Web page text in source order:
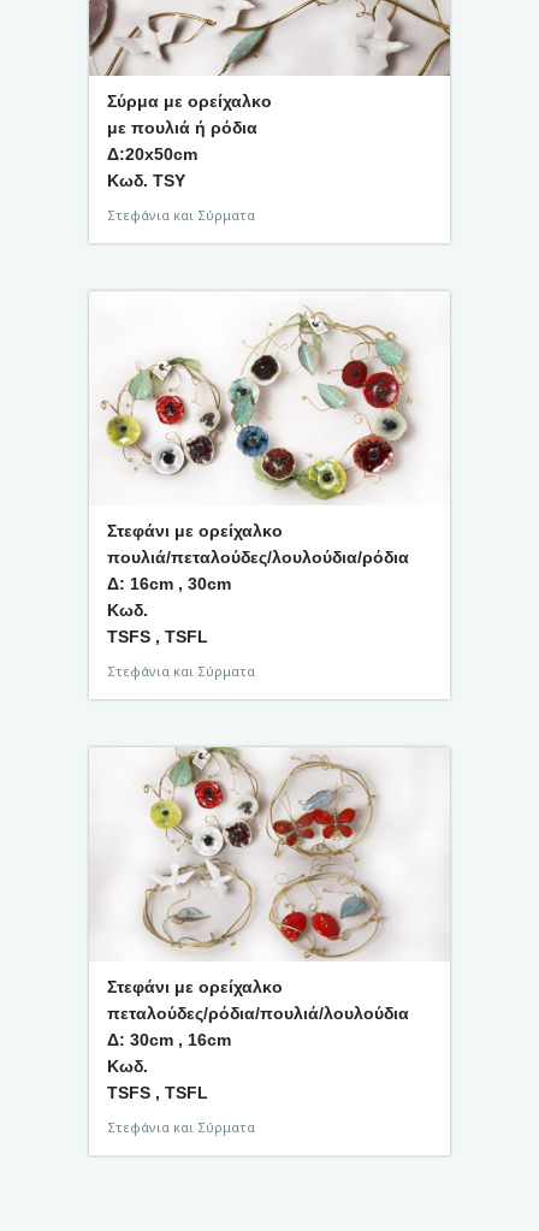
Σύρμα με ορείχαλκο
με πουλιά ή ρόδια
Δ:20x50cm
Κωδ. TSY
Στεφάνια και Σύρματα
Στεφάνι με ορείχαλκο
πουλιά/πεταλούδες/λουλούδια/ρόδια
Δ: 16cm , 30cm
Κωδ.
TSFS , TSFL
Στεφάνια και Σύρματα
Στεφάνι με ορείχαλκο
πεταλούδες/ρόδια/πουλιά/λουλούδια
Δ: 30cm , 16cm
Κωδ.
TSFS , TSFL
Στεφάνια και Σύρματα